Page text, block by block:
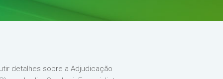
detalhes sobre a Adjudicação